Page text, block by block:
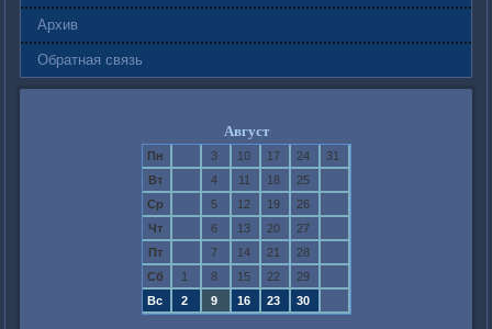
Архив
Обратная связь
Август
Пн 3 10 17 24
31
Вт
4 11 18
25
Ср
5 12 19
26
Чт
6 13 20
27
Пт
7 14 21
28
Сб
1 8 15 22
29
Вс
2 9 16 23 30